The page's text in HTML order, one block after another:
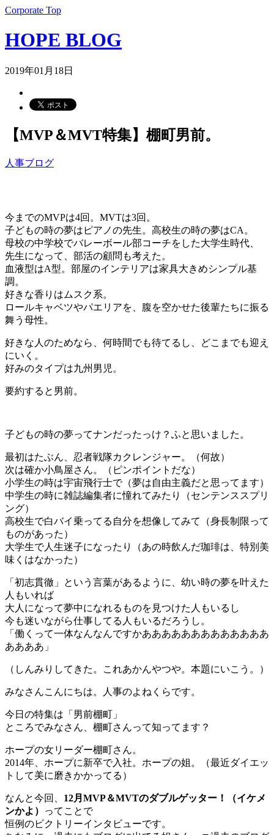
Corporate Top
HOPE BLOG
2019年01月18日
【MVP＆MVT特集】棚町男前。
人事ブログ
今までのMVPは4回。MVTは3回。
子どもの時の夢はピアノの先生。高校生の時の夢はCA。
母校の中学校でバレーボール部コーチをした大学生時代、
先生になって、部活の顧問も考えた。
血液型はA型。部屋のインテリアは家具大きめシンプル基
調。
好きな香りはムスク系。
ロールキャベツやパエリアを、腹を空かせた後輩たちに振る
舞う母性。
好きな人のためなら、何時間でも待てるし、どこまでも迎え
にいく。
好みのタイプは九州男児。
要約すると男前。
子どもの時の夢ってナンだったっけ？ふと思いました。
最初はたぶん、忍者戦隊カクレンジャー。（何故）
次は確か小鳥屋さん。（ピンポイントだな）
小学生の時は宇宙飛行士で（夢は自由主義だと思ってます）
中学生の時に雑誌編集者に憧れてみたり（センテンススプリ
ング）
高校生で白バイ乗ってる自分を想像してみて（身長制限って
ものがあった）
大学生で人生迷子になったり（あの時飲んだ珈琲は、特別美
味くはなかった）
「初志貫徹」という言葉があるように、幼い時の夢を叶えた
人もいれば
大人になって夢中になれるものを見つけた人もいるし
今も迷いながら仕事してる人もいるだろうし。
「働くって一体なんなんですかあああああああああああああ
ああああ」
（しんみりしてきた。これあかんやつや。本題にいこう。）
みなさんこんにちは。人事のよねくらです。
今日の特集は「男前棚町」
ところでみなさん、棚町さんって知ってます？
ホープの女リーダー棚町さん。
2014年、ホープに新卒で入社。ホープの姐。（最近ダイエッ
トして美に磨きかかってる）
なんと今回、 12月MVP＆MVTのダブルゲッター！（イケメ
ンかよ）
ってことで
恒例のビクトリーインタビューです。